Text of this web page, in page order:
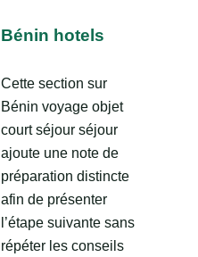
Bénin hotels
Cette section sur
Bénin voyage objet
court séjour séjour
ajoute une note de
préparation distincte
afin de présenter
l’étape suivante sans
répéter les conseils